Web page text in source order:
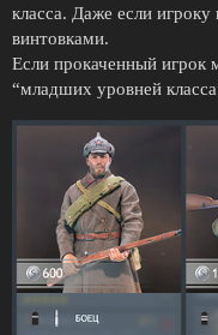
класса. Даже если
винтовками.
Если прокаченный игрок
“младших уровней